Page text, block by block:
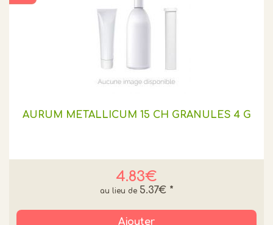
AURUM METALLICUM 15 CH GRANULES 4 G
4.83€
5.37€ *
Ajouter